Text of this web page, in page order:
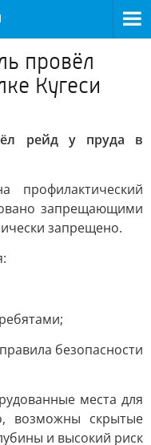
провёл
Кугеси
рейд у пруда в
профилактический
запрещающими
запрещено.
безопасности
места для
возможны скрытые
и высокий риск